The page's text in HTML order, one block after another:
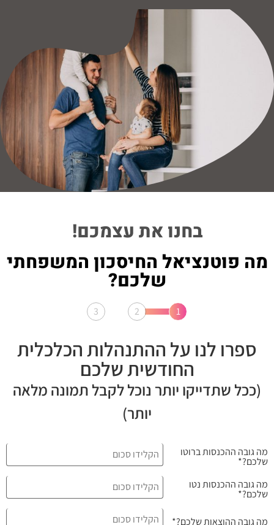
בחנו את עצמכם!
מה פוטנציאל החיסכון המשפחתי
שלכם?
ספרו לנו על ההתנהלות הכלכלית
החודשית שלכם
(ככל שתדייקו יותר נוכל לקבל תמונה מלאה
יותר)
מה גובה ההכנסות ברוטו
שלכם?*
מה גובה ההכנסות נטו
שלכם?*
מה גובה ההוצאות שלכם?*